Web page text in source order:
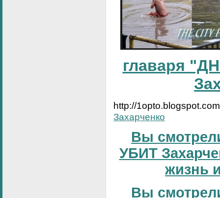
главаря
http://
Захарченко
Вы
УБИТ
жизнь
Вы